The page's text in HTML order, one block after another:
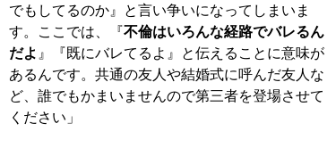
でもしてるのか』と言い争いになってしまいま
す。ここでは、『不倫はいろんな経路でバレるん
だよ 』『既にバレてるよ』と伝えることに意味が
あるんです。共通の友人や結婚式に呼んだ友人な
ど、誰でもかまいませんので第三者を登場させて
ください」